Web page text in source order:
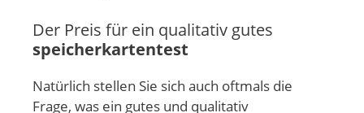
Der Preis für ein qualitativ gutes
speicherkartentest
Natürlich stellen Sie sich auch oftmals die
Frage, was ein gutes und qualitativ